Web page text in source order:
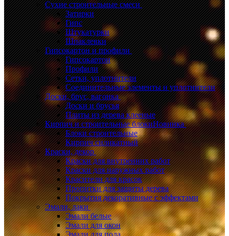
Сухие строительные смеси
Затирки
Гипс
Штукатурки
Шпаклевки
Гипсокартон и профили
Гипсокартон
Профили
Сетки, уплотнители
Соединительные элементы и уплотнители
Доски, брус, вагонка
Доски и брусья
Плиты из дерева клееные
Кирпич и строительные блокиНовинка
Блоки строительные
Кирпич силикатный
Краски, декор
Краски для внутренних работ
Краски для наружных работ
Красители для красок
Пропитки для защиты дерева
Покрытия декоративные с эффектами
Эмали, лаки
Эмали белые
Эмали для окон
Эмали для пола